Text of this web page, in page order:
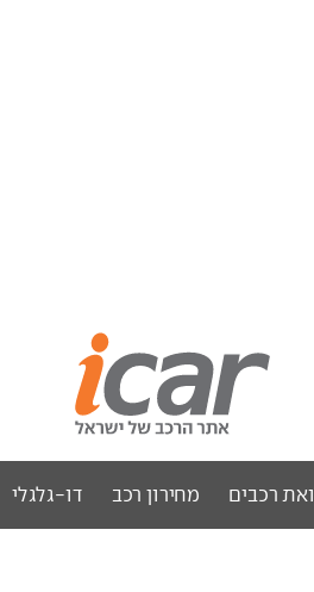
רכבים מחירון רכב דו-גלגלי